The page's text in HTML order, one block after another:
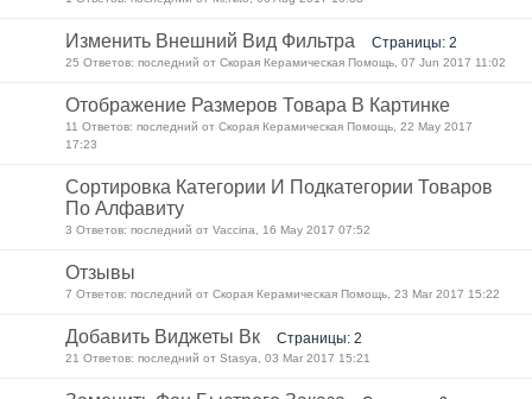
Изменить Внешний Вид Фильтра Страницы: 2
25 Ответов: последний от Скорая Керамическая Помощь, 07 Jun 2017 11:02
Отображение Размеров Товара В Картинке
11 Ответов: последний от Скорая Керамическая Помощь, 22 May 2017
17:23
Сортировка Категории И Подкатегории Товаров
По Алфавиту
3 Ответов: последний от Vaccina, 16 May 2017 07:52
Отзывы
7 Ответов: последний от Скорая Керамическая Помощь, 23 Mar 2017 15:22
Добавить Виджеты Вк Страницы: 2
21 Ответов: последний от Stasya, 03 Mar 2017 15:21